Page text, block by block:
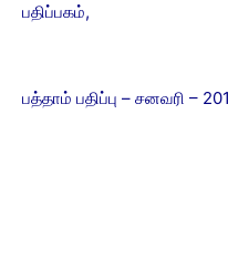
பதிப்பகம்,
பத்தாம் பதிப்பு – சனவரி –